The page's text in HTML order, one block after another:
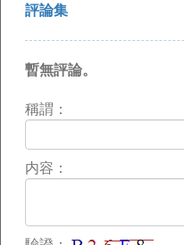
評論集
暫無評論。
稱謂：
内容：